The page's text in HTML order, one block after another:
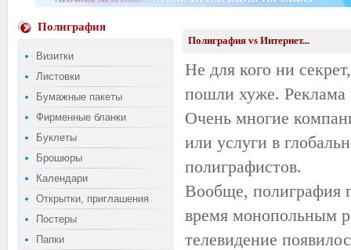
Полиграфия
Визитки
Листовки
Бумажные пакеты
Фирменные бланки
Буклеты
Брошюры
Календари
Открытки, приглашения
Постеры
Папки
Полиграфия vs Интернет...
Не для кого ни
пошли хуже. Реклама
Очень многие
или услуги в
полиграфистов.
Вообще, полиграфия
время монопольным
телевидение